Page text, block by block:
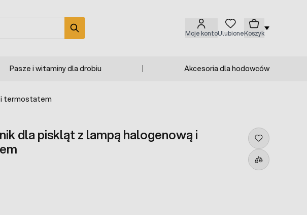
Moje kontoUlubioneKoszyk
Pasze i witaminy dla drobiu Akcesoria dla hodowców
i termostatem
dla piskląt z lampą halogenową i